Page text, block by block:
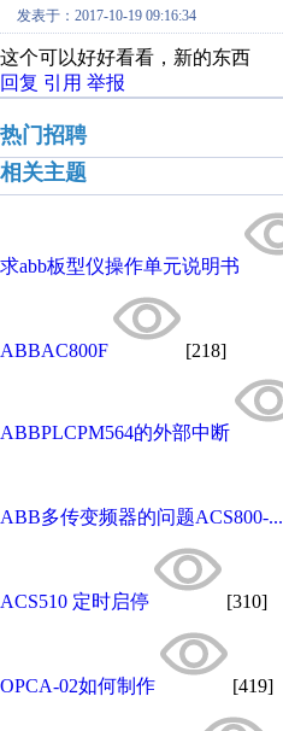
发表于：2017-10-19 09:16:34
这个可以好好看看，新的东西
回复 引用 举报
热门招聘
相关主题
求abb板型仪操作单元说明书
ABBAC800F [218]
ABBPLCPM564的外部中断
ABB多传变频器的问题ACS800-...
ACS510 定时启停 [310]
OPCA-02如何制作 [419]